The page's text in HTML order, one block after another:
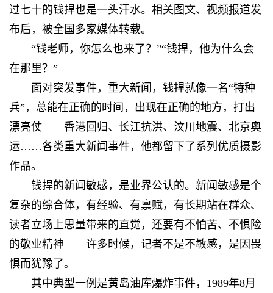
过七十的钱捍也是一头汗水。相关图文、视频报道发
布后，被全国多家媒体转载。
“钱老师，你怎么也来了？”“钱捍，他为什么会
在那里？”
面对突发事件，重大新闻，钱捍就像一名“特种
兵”，总能在正确的时间，出现在正确的地方，打出
漂亮仗——香港回归、长江抗洪、汶川地震、北京奥
运……各类重大新闻事件，他都留下了系列优质摄影
作品。
钱捍的新闻敏感，是业界公认的。新闻敏感是个
复杂的综合体，有经验、有禀赋，有长期站在群众、
读者立场上思量带来的直觉，还要有不怕苦、不惧险
的敬业精神——许多时候，记者不是不敏感，是因畏
惧而犹豫了。
其中典型一例是黄岛油库爆炸事件，1989年8月